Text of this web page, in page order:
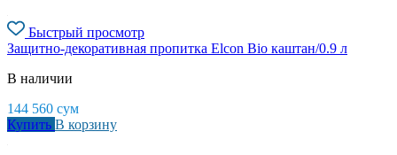
Быстрый просмотр
Защитно-декоративная пропитка Elcon Bio каштан/0.9 л
В наличии
144 560 сум
Купить В корзину